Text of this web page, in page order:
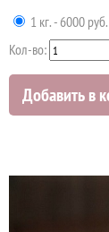
1 кг. - 6000 руб.
Кол-во:
Добавить в